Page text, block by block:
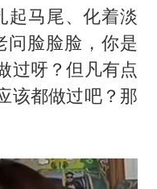
起马尾、化着淡
问脸脸脸，你是
过呀？但凡有点
该都做过吧？那